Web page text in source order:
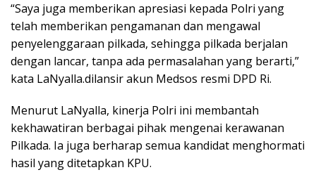
“Saya juga memberikan apresiasi kepada Polri yang
telah memberikan pengamanan dan mengawal
penyelenggaraan pilkada, sehingga pilkada berjalan
dengan lancar, tanpa ada permasalahan yang berarti,”
kata LaNyalla.dilansir akun Medsos resmi DPD Ri.
Menurut LaNyalla, kinerja Polri ini membantah
kekhawatiran berbagai pihak mengenai kerawanan
Pilkada. Ia juga berharap semua kandidat menghormati
hasil yang ditetapkan KPU.